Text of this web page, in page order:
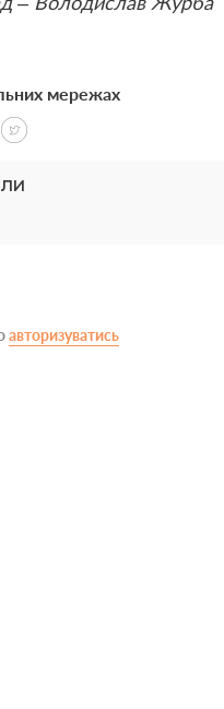
мережах
авторизуватись